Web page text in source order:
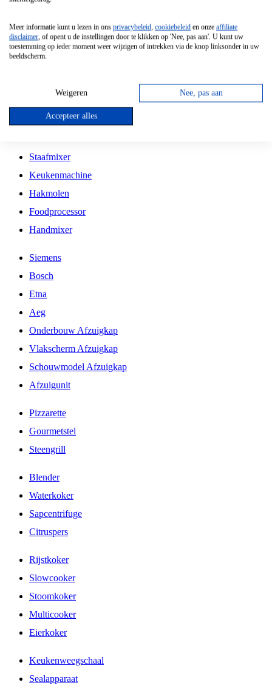
Vrijstaande Magnetron
Vrijstaande Kookplaat
Inbouw Gaskookplaat
Inbouw Keramische Kookplaat
Kookplaat Accessoires
Staafmixer
Keukenmachine
Hakmolen
Foodprocessor
Handmixer
Siemens
Bosch
Etna
Aeg
Onderbouw Afzuigkap
Vlakscherm Afzuigkap
Schouwmodel Afzuigkap
Afzuigunit
Pizzarette
Gourmetstel
Steengrill
Blender
Waterkoker
Sapcentrifuge
Citruspers
Rijstkoker
Slowcooker
Stoomkoker
Multicooker
Eierkoker
Keukenweegschaal
Sealapparaat
Meer informatie kunt u lezen in ons privacybeleid, cookiebeleid en onze affiliate
disclaimer, of opent u de instellingen door te klikken op 'Nee, pas aan'. U kunt uw
toestemming op ieder moment weer wijzigen of intrekken via de knop linksonder in uw
beeldscherm.
Weigeren Nee, pas aan
Accepteer alles